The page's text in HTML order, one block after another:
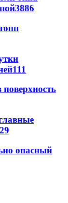
3886
111
29
опасный